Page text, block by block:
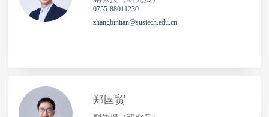
0755-88011230
zhangbintian@sustech.edu.cn
郑国贸